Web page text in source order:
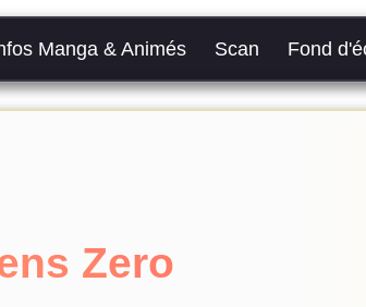
Manga & Animés Scan Fond
Zero